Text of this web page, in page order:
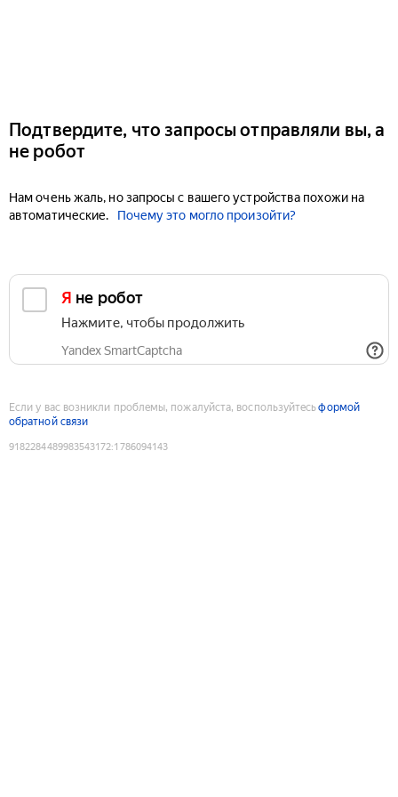
Подтвердите, что запросы отправляли вы, а
не робот
Нам очень жаль, но запросы с вашего устройства похожи на
автоматические.
Почему это могло произойти?
Я не робот
Нажмите, чтобы продолжить
Yandex SmartCaptcha
Если у вас возникли проблемы, пожалуйста, воспользуйтесьформой
обратной связи
9182284489983543172:1786094143